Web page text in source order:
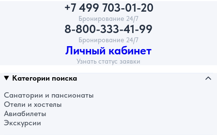
+7 499 703-01-20
Бронирование 24/7
8-800-333-41-99
Бронирование 24/7
Личный кабинет
Узнать статус заявки
Категории поиска
Санатории и пансионаты
Отели и хостелы
Авиабилеты
Экскурсии